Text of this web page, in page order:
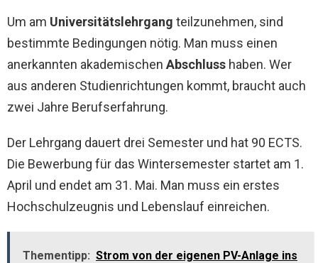
Um am Universitätslehrgang teilzunehmen, sind
bestimmte Bedingungen nötig. Man muss einen
anerkannten akademischen Abschluss haben. Wer
aus anderen Studienrichtungen kommt, braucht auch
zwei Jahre Berufserfahrung.
Der Lehrgang dauert drei Semester und hat 90 ECTS.
Die Bewerbung für das Wintersemester startet am 1.
April und endet am 31. Mai. Man muss ein erstes
Hochschulzeugnis und Lebenslauf einreichen.
Thementipp: Strom von der eigenen PV-Anlage ins